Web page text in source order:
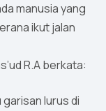
manusia yang
ikut jalan
R.A berkata:
garisan lurus di